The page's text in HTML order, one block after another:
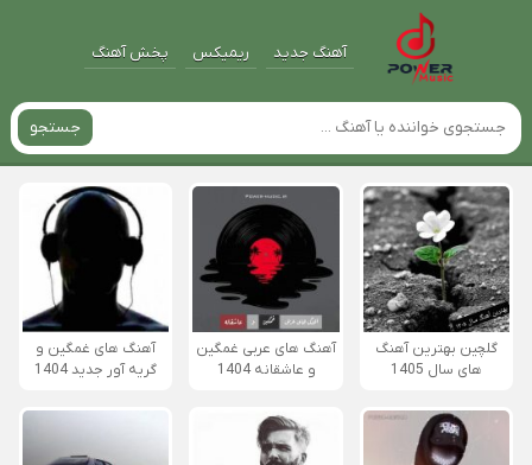
آهنگ جدید ریمیکس پخش آهنگ
جستجو
گلچین بهترین آهنگ
های سال 1405
آهنگ های عربی غمگین
و عاشقانه 1404
آهنگ های غمگین و
گریه آور جدید 1404